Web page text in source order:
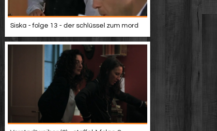
Siska - folge 13 - der schlüssel zum mord